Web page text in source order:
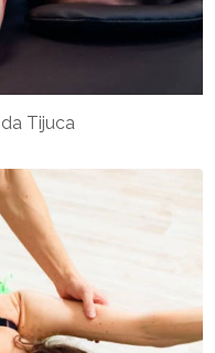
Tijuca